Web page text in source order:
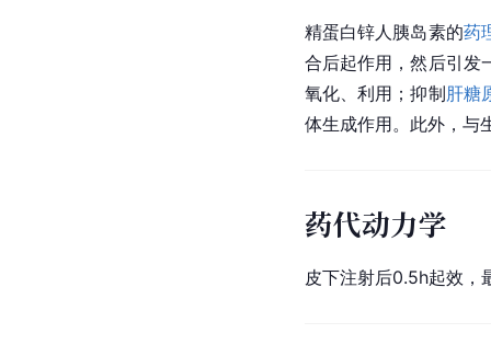
精蛋白锌人胰岛素的药
合后起作用，然后引发
氧化、利用；抑制肝糖
体生成作用。此外，与
药代动力学
皮下注射后0.5h起效，